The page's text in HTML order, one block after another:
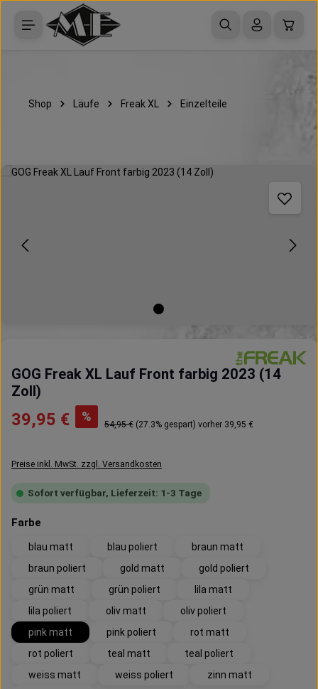
Zum Hauptinhalt springen
Shop Läufe Freak XL Einzelteile
Bildergalerie überspringen
GOG Freak XL Lauf Front farbig 2023 (14
Zoll)
Verkaufspreis:
39,95 € % Regulärer Preis:
54,95 € (27.3% gespart) vorher 39,95 €
Preise inkl. MwSt. zzgl. Versandkosten
Sofort verfügbar, Lieferzeit: 1-3 Tage
Farbe
blau matt blau poliert
braun matt
braun poliert
gold matt
gold poliert
grün matt
grün poliert
lila matt
lila poliert
oliv matt
oliv poliert
pink matt
pink poliert
rot matt
rot poliert
teal matt
teal poliert
weiss matt
weiss poliert
zinn matt